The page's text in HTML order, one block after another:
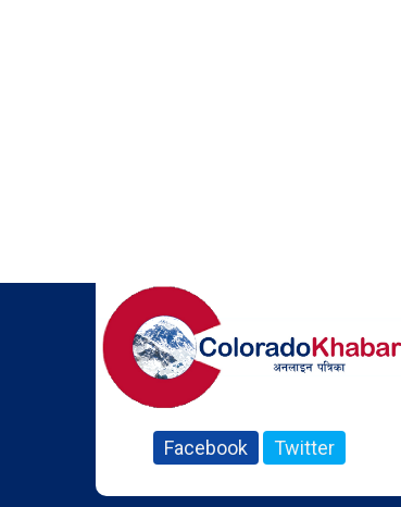
Facebook Twitter